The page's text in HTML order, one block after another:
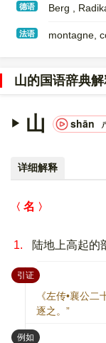
德语 Berg ,
法语 montagne,
山的国语辞典
山 shān
详细解释
名
1. 陆地上高起的
引证：
《左传•襄公
逐之。”
例如 ：